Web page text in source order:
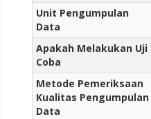
Unit Pengumpulan
Data
Apakah Melakukan Uji
Coba
Metode Pemeriksaan
Kualitas Pengumpulan
Data